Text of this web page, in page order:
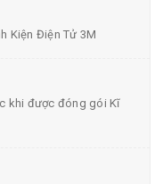
Kiện Điện Tử 3M
khi được đóng gói Kĩ